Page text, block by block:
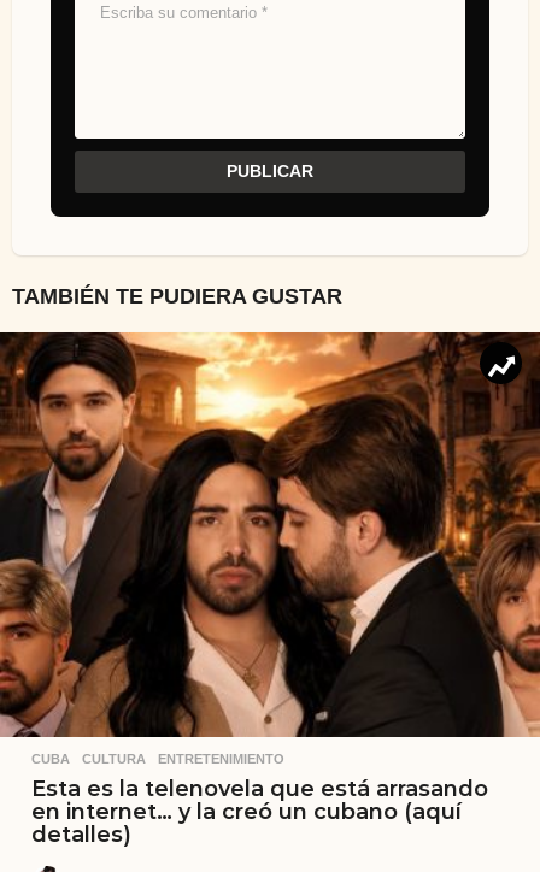
TAMBIÉN TE PUDIERA GUSTAR
CUBA ,CULTURA ,ENTRETENIMIENTO
Esta es la telenovela que está arrasando
en internet… y la creó un cubano (aquí
detalles)